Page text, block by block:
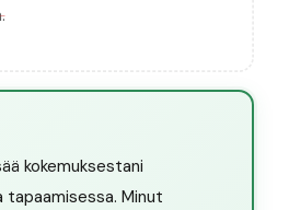
kokemuksestani
tapaamisessa. Minut